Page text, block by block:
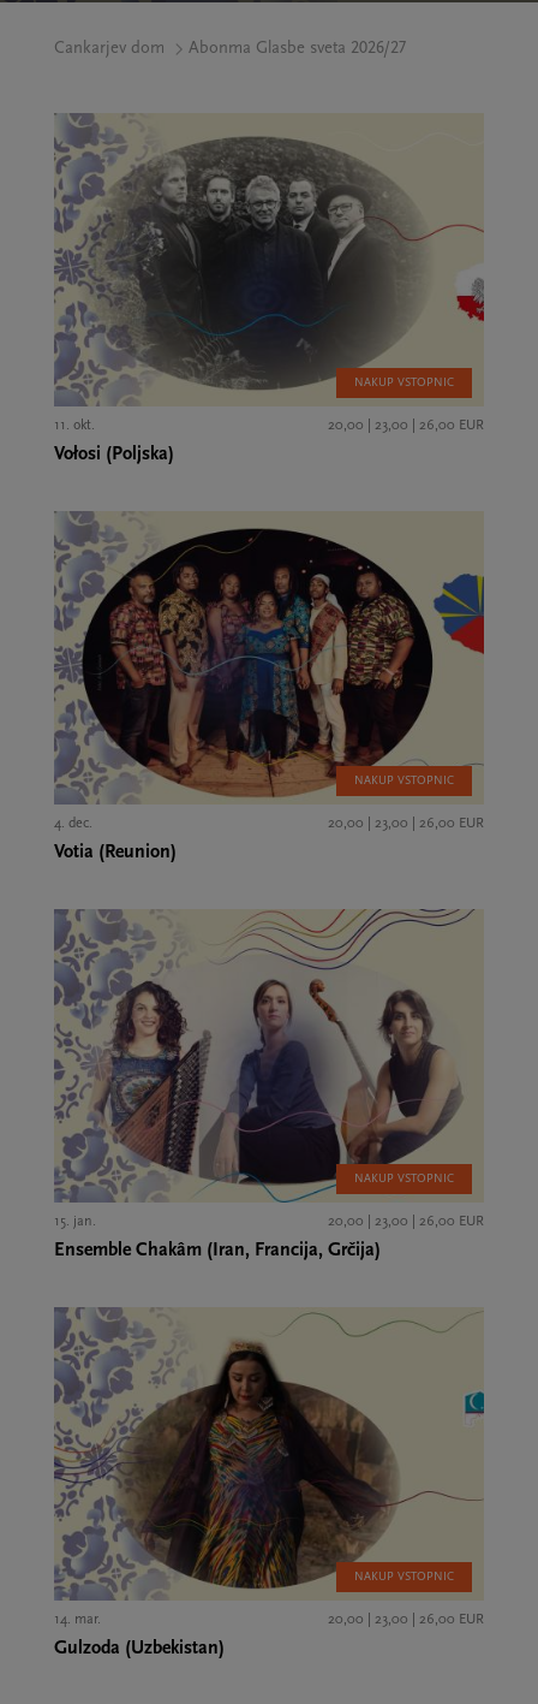
Cankarjev dom Abonma Glasbe sveta 2026/27
NAKUP VSTOPNIC
11. okt. 20,00 | 23,00 | 26,00 EUR
Vołosi (Poljska)
NAKUP VSTOPNIC
4. dec. 20,00 | 23,00 | 26,00 EUR
Votia (Reunion)
NAKUP VSTOPNIC
15. jan. 20,00 | 23,00 | 26,00 EUR
Ensemble Chakâm (Iran, Francija, Grčija)
NAKUP VSTOPNIC
14. mar. 20,00 | 23,00 | 26,00 EUR
Gulzoda (Uzbekistan)